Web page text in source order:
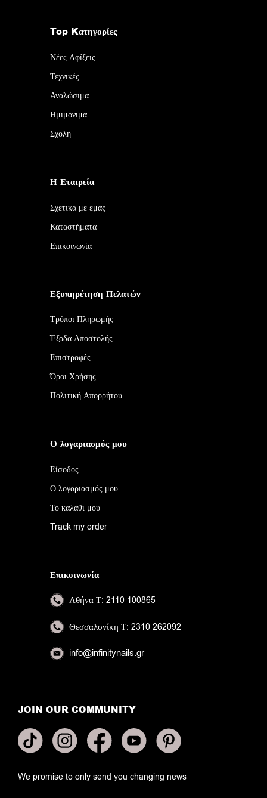
Top Kατηγορίες
Νέες Αφίξεις
Τεχνικές
Αναλώσιμα
Ημιμόνιμα
Σχολή
Η Εταιρεία
Σχετικά με εμάς
Καταστήματα
Επικοινωνία
Εξυπηρέτηση Πελατών
Τρόποι Πληρωμής
Έξοδα Αποστολής
Επιστροφές
Όροι Χρήσης
Πολιτική Απορρήτου
Ο λογαριασμός μου
Είσοδος
Ο λογαριασμός μου
Το καλάθι μου
Track my order
Επικοινωνία
ΑθήναΤ: 2110 100865
ΘεσσαλονίκηΤ: 2310 262092
info@infinitynails.gr
JOIN OUR COMMUNITY
We promise to only send you changing news